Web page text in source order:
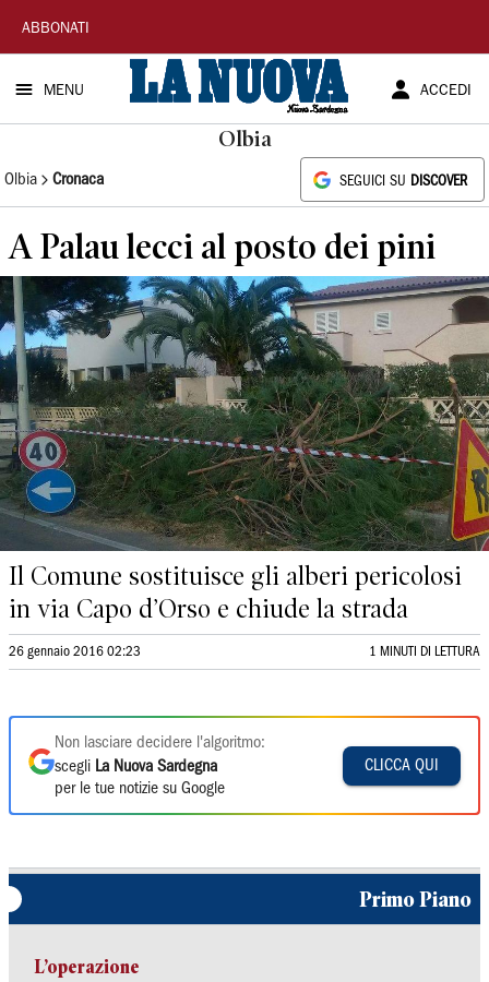
La
Nuova
Sardegna
ABBONATI
MENU ACCEDI
Olbia
Olbia Cronaca SEGUICI SU DISCOVER
A Palau lecci al posto dei pini
Il Comune sostituisce gli alberi pericolosi
in via Capo d’Orso e chiude la strada
26 gennaio 2016 02:23 1 MINUTI DI LETTURA
Non lasciare decidere l'algoritmo:
scegli La Nuova Sardegna
per le tue notizie su Google
CLICCA QUI
Primo Piano
L’operazione